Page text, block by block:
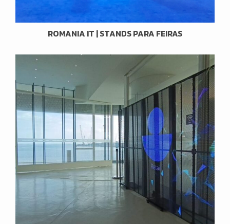
ROMANIA IT | STANDS PARA FEIRAS